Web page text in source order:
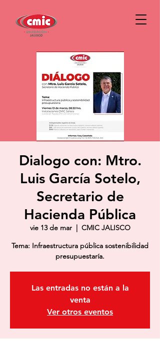
Dialogo con: Mtro.
Luis García Sotelo,
Secretario de
Hacienda Pública
vie 13 de mar
  |
CMIC JALISCO
Tema: Infraestructura pública sostenibilidad
presupuestaría.
Las entradas no están a la
venta
Ver otros eventos